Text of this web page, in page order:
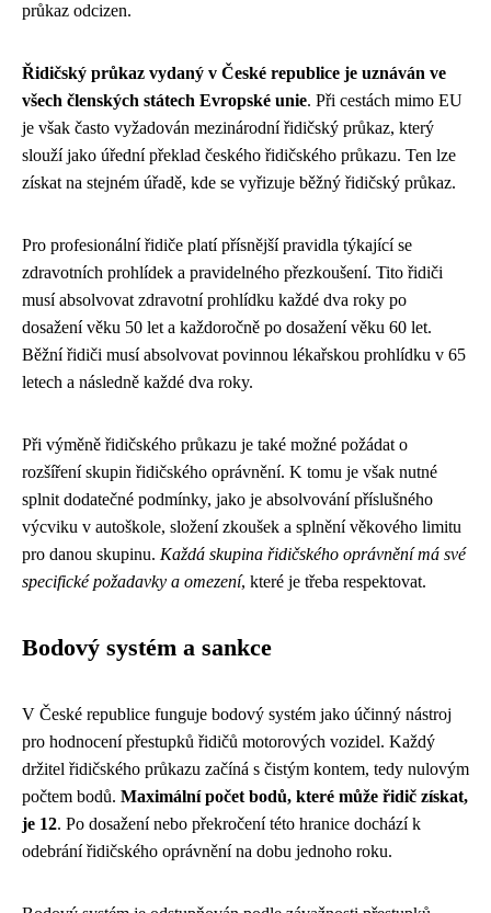
průkaz odcizen.
Řidičský průkaz vydaný v České republice je uznáván ve
všech členských státech Evropské unie. Při cestách mimo EU
je však často vyžadován mezinárodní řidičský průkaz, který
slouží jako úřední překlad českého řidičského průkazu. Ten lze
získat na stejném úřadě, kde se vyřizuje běžný řidičský průkaz.
Pro profesionální řidiče platí přísnější pravidla týkající se
zdravotních prohlídek a pravidelného přezkoušení. Tito řidiči
musí absolvovat zdravotní prohlídku každé dva roky po
dosažení věku 50 let a každoročně po dosažení věku 60 let.
Běžní řidiči musí absolvovat povinnou lékařskou prohlídku v 65
letech a následně každé dva roky.
Při výměně řidičského průkazu je také možné požádat o
rozšíření skupin řidičského oprávnění. K tomu je však nutné
splnit dodatečné podmínky, jako je absolvování příslušného
výcviku v autoškole, složení zkoušek a splnění věkového limitu
pro danou skupinu. Každá skupina řidičského oprávnění má své
specifické požadavky a omezení, které je třeba respektovat.
Bodový systém a sankce
V České republice funguje bodový systém jako účinný nástroj
pro hodnocení přestupků řidičů motorových vozidel. Každý
držitel řidičského průkazu začíná s čistým kontem, tedy nulovým
počtem bodů. Maximální počet bodů, které může řidič získat,
je 12. Po dosažení nebo překročení této hranice dochází k
odebrání řidičského oprávnění na dobu jednoho roku.